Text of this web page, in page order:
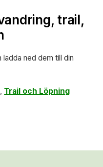
trail,
ladda ned dem till din
, Trail och Löpning